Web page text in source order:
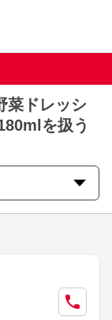
菜ドレッシ
を扱う